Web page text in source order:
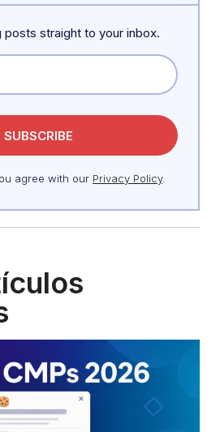
posts straight to your inbox.
agree with our Privacy Policy.